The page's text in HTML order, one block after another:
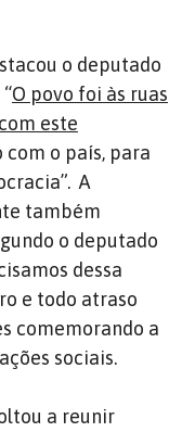
o deputado
O povo foi às ruas
este
com o país, para
A
também
o deputado
dessa
e todo atraso
comemorando a
sociais.
a reunir